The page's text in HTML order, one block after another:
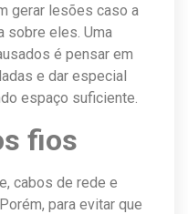
gerar lesões caso a
sobre eles. Uma
é pensar em
e dar especial
espaço suficiente.
fios
cabos de rede e
para evitar que